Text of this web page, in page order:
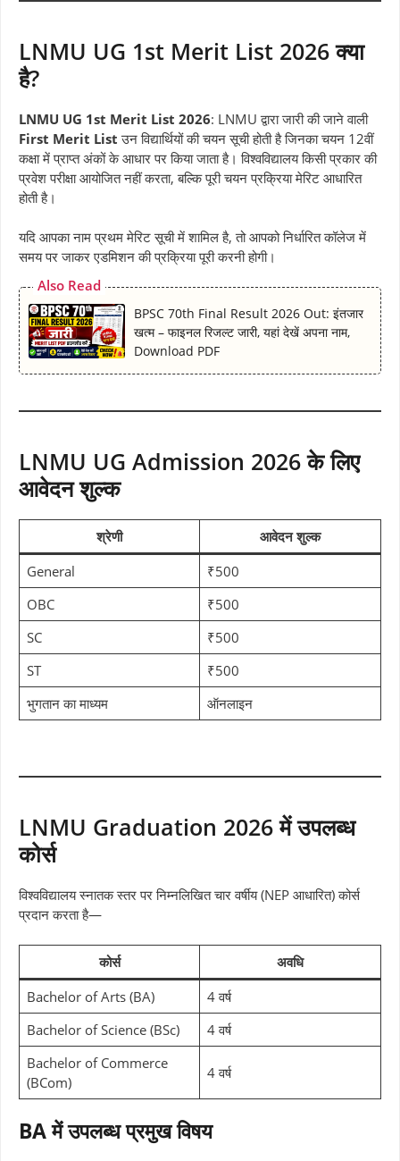
LNMU UG 1st Merit List 2026 क्या
है?
LNMU UG 1st Merit List 2026: LNMU द्वारा जारी की जाने वाली
First Merit List उन विद्यार्थियों की चयन सूची होती है जिनका चयन 12वीं
कक्षा में प्राप्त अंकों के आधार पर किया जाता है। विश्वविद्यालय किसी प्रकार की
प्रवेश परीक्षा आयोजित नहीं करता, बल्कि पूरी चयन प्रक्रिया मेरिट आधारित
होती है।
यदि आपका नाम प्रथम मेरिट सूची में शामिल है, तो आपको निर्धारित कॉलेज में
समय पर जाकर एडमिशन की प्रक्रिया पूरी करनी होगी।
Also Read
BPSC 70th Final Result 2026 Out: इंतजार
खत्म – फाइनल रिजल्ट जारी, यहां देखें अपना नाम,
Download PDF
LNMU UG Admission 2026 के लिए
आवेदन शुल्क
श्रेणी
आवेदन शुल्क
General
₹500
OBC
₹500
SC
₹500
ST
₹500
भुगतान का माध्यम
ऑनलाइन
LNMU Graduation 2026 में उपलब्ध
कोर्स
विश्वविद्यालय स्नातक स्तर पर निम्नलिखित चार वर्षीय (NEP आधारित) कोर्स
प्रदान करता है—
कोर्स
अवधि
Bachelor of Arts (BA)
4 वर्ष
Bachelor of Science (BSc)
4 वर्ष
Bachelor of Commerce
(BCom)
4 वर्ष
BA में उपलब्ध प्रमुख विषय